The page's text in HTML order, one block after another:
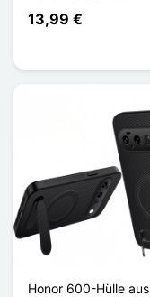
13,99 €
Honor 600-Hülle aus